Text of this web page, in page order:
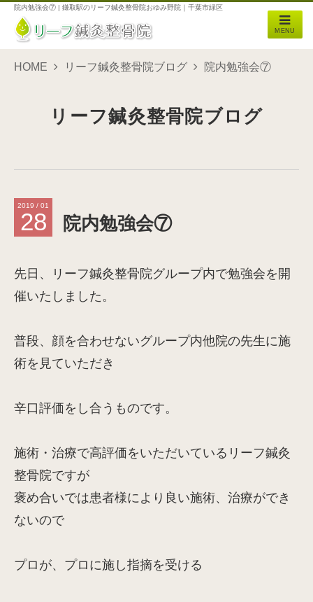
院内勉強会⑦ | 鎌取駅のリーフ鍼灸整骨院おゆみ野院｜千葉市緑区
MENU
HOME リーフ鍼灸整骨院ブログ 院内勉強会⑦
リーフ鍼灸整骨院ブログ
院内勉強会⑦
2019 / 01
28
先日、リーフ鍼灸整骨院グループ内で勉強会を開
催いたしました。
普段、顔を合わせないグループ内他院の先生に施
術を見ていただき
辛口評価をし合うものです。
施術・治療で高評価をいただいているリーフ鍼灸
整骨院ですが
褒め合いでは患者様により良い施術、治療ができ
ないので
プロが、プロに施し指摘を受ける